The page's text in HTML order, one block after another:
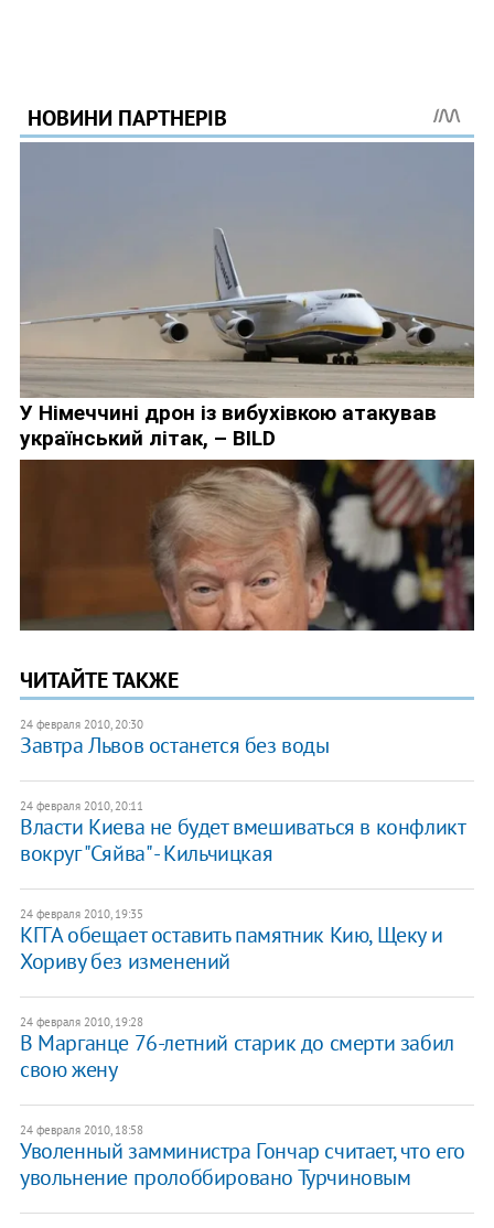
ЧИТАЙТЕ ТАКЖЕ
24 февраля 2010, 20:30
Завтра Львов останется без воды
24 февраля 2010, 20:11
Власти Киева не будет вмешиваться в конфликт
вокруг "Сяйва" - Кильчицкая
24 февраля 2010, 19:35
КГГА обещает оставить памятник Кию, Щеку и
Хориву без изменений
24 февраля 2010, 19:28
В Марганце 76-летний старик до смерти забил
свою жену
24 февраля 2010, 18:58
Уволенный замминистра Гончар считает, что его
увольнение пролоббировано Турчиновым